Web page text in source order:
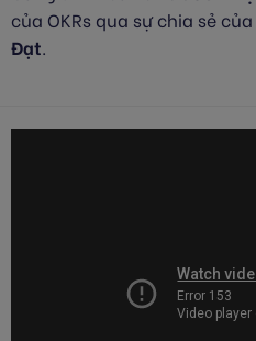
của OKRs qua sự chia sẻ của
Đạt.